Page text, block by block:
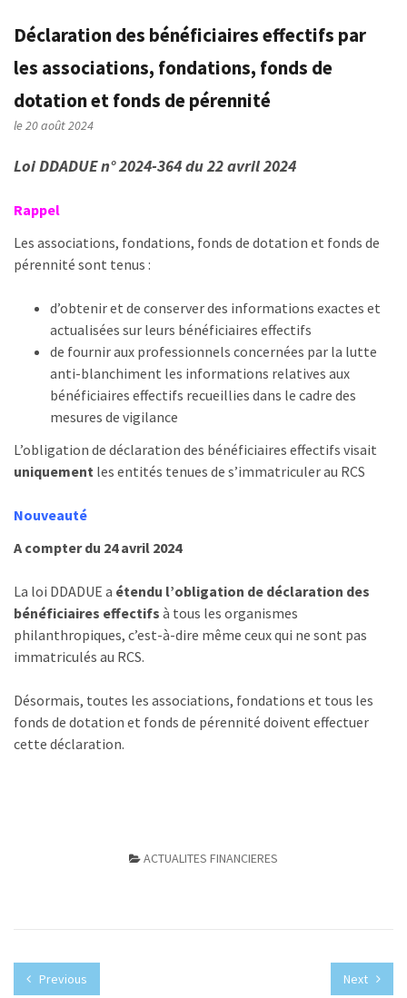
Déclaration des bénéficiaires effectifs par
les associations, fondations, fonds de
dotation et fonds de pérennité
le 20 août 2024
Loi DDADUE n° 2024-364 du 22 avril 2024
Rappel
Les associations, fondations, fonds de dotation et fonds de
pérennité sont tenus :
d’obtenir et de conserver des informations exactes et
actualisées sur leurs bénéficiaires effectifs
de fournir aux professionnels concernées par la lutte
anti-blanchiment les informations relatives aux
bénéficiaires effectifs recueillies dans le cadre des
mesures de vigilance
L’obligation de déclaration des bénéficiaires effectifs visait
uniquement les entités tenues de s’immatriculer au RCS
Nouveauté
A compter du 24 avril 2024
La loi DDADUE a étendu l’obligation de déclaration des
bénéficiaires effectifs à tous les organismes
philanthropiques, c’est-à-dire même ceux qui ne sont pas
immatriculés au RCS.
Désormais, toutes les associations, fondations et tous les
fonds de dotation et fonds de pérennité doivent effectuer
cette déclaration.
ACTUALITES FINANCIERES
Previous Next